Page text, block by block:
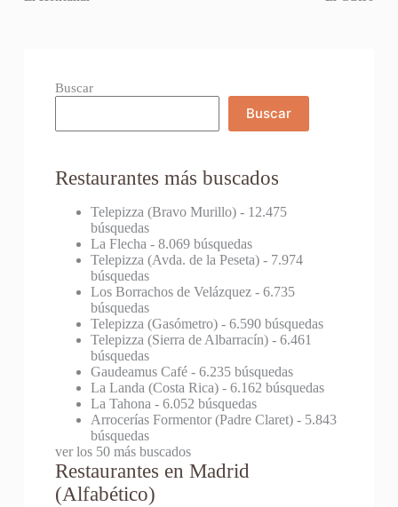
Buscar
Buscar
Restaurantes más buscados
Telepizza (Bravo Murillo)- 12.475
búsquedas
La Flecha - 8.069 búsquedas
Telepizza (Avda. de la Peseta)- 7.974
búsquedas
Los Borrachos de Velázquez- 6.735
búsquedas
Telepizza (Gasómetro)- 6.590 búsquedas
Telepizza (Sierra de Albarracín)- 6.461
búsquedas
Gaudeamus Café- 6.235 búsquedas
La Landa (Costa Rica)- 6.162 búsquedas
La Tahona - 6.052 búsquedas
Arrocerías Formentor (Padre Claret)- 5.843
búsquedas
ver los 50 más buscados
Restaurantes en Madrid
(Alfabético)